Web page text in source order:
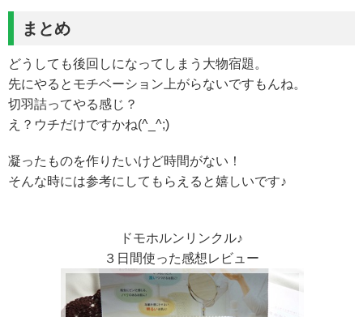
まとめ
どうしても後回しになってしまう大物宿題。
先にやるとモチベーション上がらないですもんね。
切羽詰ってやる感じ？
え？ウチだけですかね(^_^;)
凝ったものを作りたいけど時間がない！
そんな時には参考にしてもらえると嬉しいです♪
ドモホルンリンクル♪
３日間使った感想レビュー